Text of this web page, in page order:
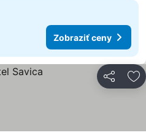
Zobraziť ceny
Zdieľať